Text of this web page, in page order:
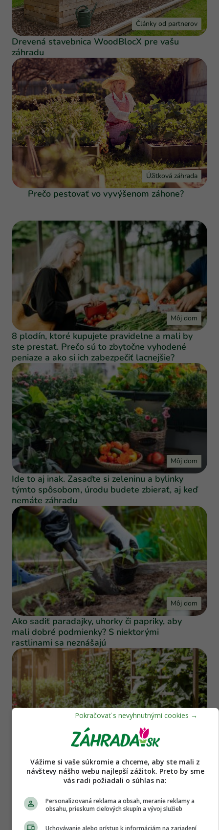
Články od partnerov
Drevená stavebnica WoodBlocX pre vašu
záhradu
Úžitková záhrada
Prečo pestovať vo vyvýšenom záhone?
Môj dom
8 plodín, ktoré kupujete pravidelne a mali by
ste prestať. Prečo sú to zbytočne vyhodené
peniaze a ako si ich zabezpečiť lacnejšie?
Môj dom
Ide to aj inak. Zasaďte si zeleninu a bylinky
týmto spôsobom, úrodu budete zbierať, aj keď
nemáte záhradu
Môj dom
Ako sadiť paradajky, uhorky či papriky, aby
mali dobré podmienky? S niektorými
rastlinami sa neznášajú
Urob si sám
Nikdy nesaďte uhorky vedľa týchto plodín!
Tiché vojny vo vyvýšenom záhone, ktoré vás
pripravia o úrodu
Vážime si vaše súkromie a chceme, aby ste mali z
návštevy nášho webu najlepší zážitok. Preto by sme
vás radi požiadali o súhlas na:
Personalizovaná reklama a obsah, meranie reklamy a
obsahu, prieskum cieľových skupín a vývoj služieb
Uchovávanie alebo prístup k informáciám na zariadení